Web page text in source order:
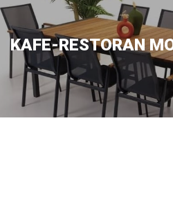
KAFE-RESTORAN